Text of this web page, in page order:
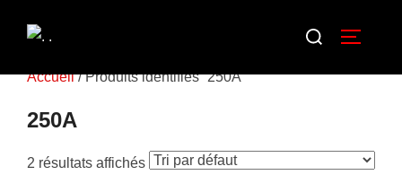
Accueil/ Produits identifiés “250A”
250A
2 résultats affichés